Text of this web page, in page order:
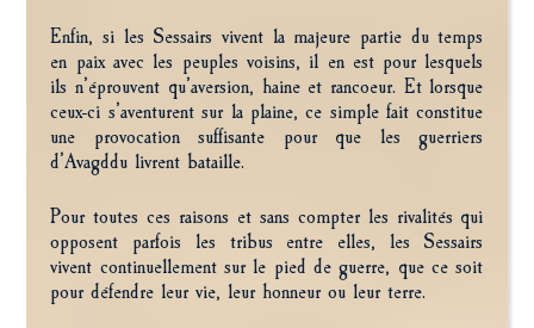
Enfin, si les Sessairs vivent la majeure partie du temps
en paix avec les peuples voisins, il en est pour lesquels
ils n’éprouvent qu’aversion, haine et rancoeur. Et lorsque
ceux-ci s’aventurent sur la plaine, ce simple fait constitue
une provocation suffisante pour que les guerriers
d’Avagddu livrent bataille.
Pour toutes ces raisons et sans compter les rivalités qui
opposent parfois les tribus entre elles, les Sessairs
vivent continuellement sur le pied de guerre, que ce soit
pour défendre leur vie, leur honneur ou leur terre.